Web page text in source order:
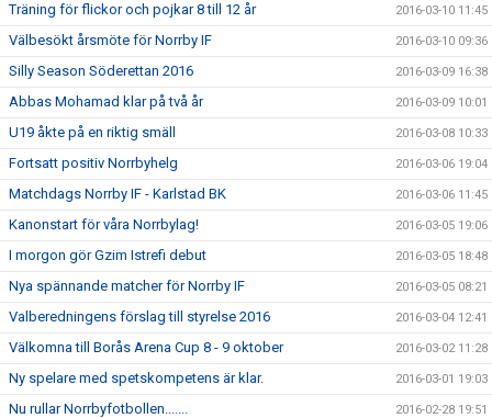
Träning för flickor och pojkar 8 till 12 år 2016-03-10 11:45
Välbesökt årsmöte för Norrby IF 2016-03-10 09:36
Silly Season Söderettan 2016 2016-03-09 16:38
Abbas Mohamad klar på två år 2016-03-09 10:01
U19 åkte på en riktig smäll 2016-03-08 10:33
Fortsatt positiv Norrbyhelg 2016-03-06 19:04
Matchdags Norrby IF - Karlstad BK 2016-03-06 11:45
Kanonstart för våra Norrbylag! 2016-03-05 19:06
I morgon gör Gzim Istrefi debut 2016-03-05 18:48
Nya spännande matcher för Norrby IF 2016-03-05 08:21
Valberedningens förslag till styrelse 2016 2016-03-04 12:41
Välkomna till Borås Arena Cup 8 - 9 oktober 2016-03-02 11:28
Ny spelare med spetskompetens är klar. 2016-03-01 19:03
Nu rullar Norrbyfotbollen....... 2016-02-28 19:51